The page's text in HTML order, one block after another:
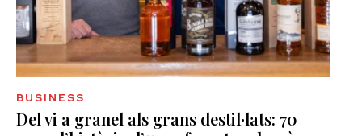
BUSINESS
Del vi a granel als grans destil·lats: 70